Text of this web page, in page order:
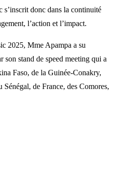
donc dans la continuité
l’action et l’impact.
2025, Mme Apampa a su
stand de speed meeting qui a
Faso, de la Guinée-Conakry,
de France, des Comores,